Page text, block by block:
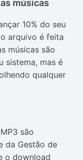
músicas
10% do seu
arquivo é feita
músicas são
sistema, mas é
qualquer
são
da Gestão de
o download